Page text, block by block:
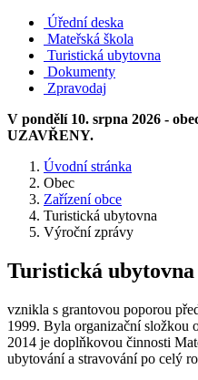
Úřední deska
Mateřská škola
Turistická ubytovna
Dokumenty
Zpravodaj
V pondělí 10. srpna 2026 -
UZAVŘENY.
Úvodní stránka
Obec
Zařízení obce
Turistická ubytovna
Výroční zprávy
Turistická ubytovna
vznikla s grantovou poporou
1999. Byla organizační složkou
2014 je doplňkovou činnosti
ubytování a stravování po celý